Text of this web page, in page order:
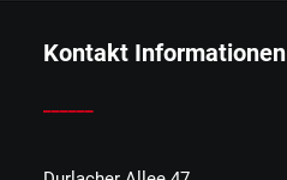
Kontakt Informationen